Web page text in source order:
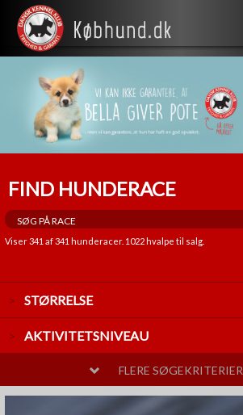
FIND HUNDERACE
Viser341 af341 hunderacer. 1022hvalpe til salg.
STØRRELSE
LILLE
AKTIVITETSNIVEAU
MELLEM
TEMPERAMENT
FLERE SØGEKRITERIER